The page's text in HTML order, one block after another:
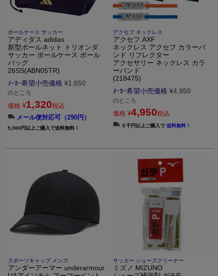
ボールケース サッカー
アディダス adidas
新型ボールネット トリオンダ
サッカー ボールケース ボール
バッグ
26SS(ABN05TR)
ﾒｰｶｰ希望小売価格 ¥1,650
のところ
価格 ¥1,320税込
メール便対応可（290円）
5,000円以上ご購入で送料無料！
アクセフ ネックレス
アクセフ AXF
ネックレス アクセフ カラーバ
ンド リフレクター
アクセサリー ネックレス カラ
ーバンド
(218475)
ﾒｰｶｰ希望小売価格 ¥4,950
のところ
価格 ¥4,950税込
５千円以上ご購入で送料無料！
スポーツキャップ メンズ
アンダーアーマー underarmour
サッカー シューズクリーナー
ミズノ MIZUNO